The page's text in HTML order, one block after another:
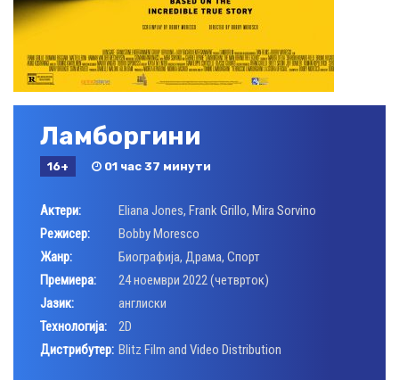
Ламборгини
16+ 01 час 37 минути
Актери: Eliana Jones, Frank Grillo, Mira Sorvino
Режисер:
Bobby Moresco
Жанр:
Биографија, Драма, Спорт
Премиера:
24 ноември 2022 (четврток)
Јазик:
англиски
Технологија:
2D
Дистрибутер: Blitz Film and Video Distribution